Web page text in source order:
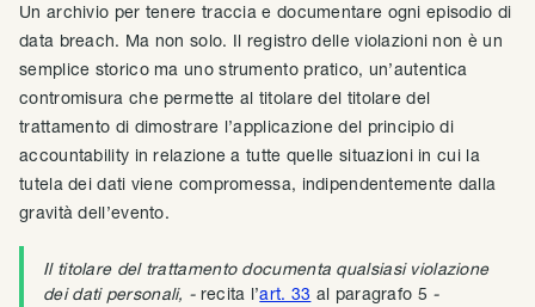
Un archivio per tenere traccia e documentare ogni episodio di
data breach. Ma non solo. Il registro delle violazioni non è un
semplice storico ma uno strumento pratico, un’autentica
contromisura che permette al titolare del titolare del
trattamento di dimostrare l’applicazione del principio di
accountability in relazione a tutte quelle situazioni in cui la
tutela dei dati viene compromessa, indipendentemente dalla
gravità dell’evento.
Il titolare del trattamento documenta qualsiasi violazione
dei dati personali, - recita l’art. 33 al paragrafo 5 -